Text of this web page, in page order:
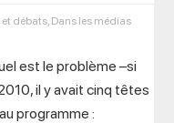
débats, Dans les médias
est le problème –si
il y avait cinq têtes
programme :